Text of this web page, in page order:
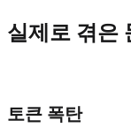
실제로 겪은
토큰 폭탄